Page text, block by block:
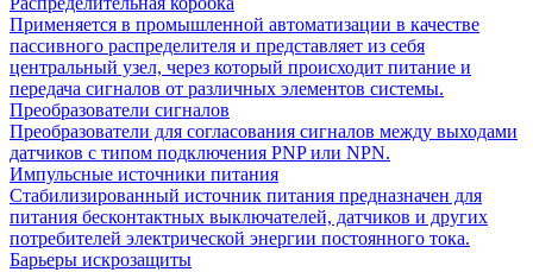
Применяется в промышленной автоматизации в качестве
пассивного распределителя и представляет из себя
центральный узел, через который происходит питание и
передача сигналов от различных элементов системы.
Преобразователи сигналов
Преобразователи для согласования сигналов между выходами
датчиков с типом подключения PNP или NPN.
Импульсные источники питания
Стабилизированный источник питания предназначен для
питания бесконтактных выключателей, датчиков и других
потребителей электрической энергии постоянного тока.
Барьеры искрозащиты